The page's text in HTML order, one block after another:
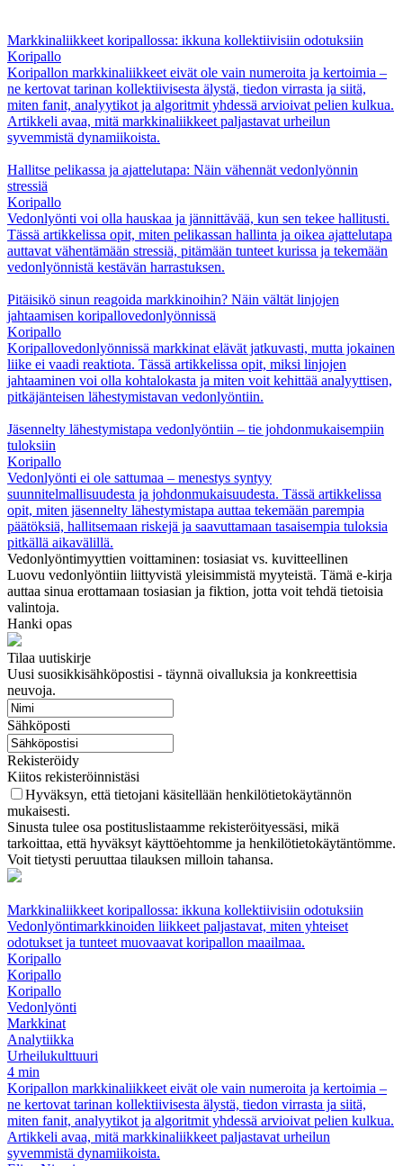
Markkinaliikkeet koripallossa: ikkuna kollektiivisiin odotuksiin
Koripallo
Koripallon markkinaliikkeet eivät ole vain numeroita ja kertoimia –
ne kertovat tarinan kollektiivisesta älystä, tiedon virrasta ja siitä,
miten fanit, analyytikot ja algoritmit yhdessä arvioivat pelien kulkua.
Artikkeli avaa, mitä markkinaliikkeet paljastavat urheilun
syvemmistä dynamiikoista.
Hallitse pelikassa ja ajattelutapa: Näin vähennät vedonlyönnin
stressiä
Koripallo
Vedonlyönti voi olla hauskaa ja jännittävää, kun sen tekee hallitusti.
Tässä artikkelissa opit, miten pelikassan hallinta ja oikea ajattelutapa
auttavat vähentämään stressiä, pitämään tunteet kurissa ja tekemään
vedonlyönnistä kestävän harrastuksen.
Pitäisikö sinun reagoida markkinoihin? Näin vältät linjojen
jahtaamisen koripallovedonlyönnissä
Koripallo
Koripallovedonlyönnissä markkinat elävät jatkuvasti, mutta jokainen
liike ei vaadi reaktiota. Tässä artikkelissa opit, miksi linjojen
jahtaaminen voi olla kohtalokasta ja miten voit kehittää analyyttisen,
pitkäjänteisen lähestymistavan vedonlyöntiin.
Jäsennelty lähestymistapa vedonlyöntiin – tie johdonmukaisempiin
tuloksiin
Koripallo
Vedonlyönti ei ole sattumaa – menestys syntyy
suunnitelmallisuudesta ja johdonmukaisuudesta. Tässä artikkelissa
opit, miten jäsennelty lähestymistapa auttaa tekemään parempia
päätöksiä, hallitsemaan riskejä ja saavuttamaan tasaisempia tuloksia
pitkällä aikavälillä.
Vedonlyöntimyyttien voittaminen: tosiasiat vs. kuvitteellinen
Luovu vedonlyöntiin liittyvistä yleisimmistä myyteistä. Tämä e-kirja
auttaa sinua erottamaan tosiasian ja fiktion, jotta voit tehdä tietoisia
valintoja.
Hanki opas
Tilaa uutiskirje
Uusi suosikkisähköpostisi - täynnä oivalluksia ja konkreettisia
neuvoja.
Sähköposti
Rekisteröidy
Kiitos rekisteröinnistäsi
Hyväksyn, että tietojani käsitellään henkilötietokäytännön
mukaisesti.
Sinusta tulee osa postituslistaamme rekisteröityessäsi, mikä
tarkoittaa, että hyväksyt käyttöehtomme ja henkilötietokäytäntömme.
Voit tietysti peruuttaa tilauksen milloin tahansa.
Markkinaliikkeet koripallossa: ikkuna kollektiivisiin odotuksiin
Vedonlyöntimarkkinoiden liikkeet paljastavat, miten yhteiset
odotukset ja tunteet muovaavat koripallon maailmaa.
Koripallo
Koripallo
Koripallo
Vedonlyönti
Markkinat
Analytiikka
Urheilukulttuuri
4 min
Koripallon markkinaliikkeet eivät ole vain numeroita ja kertoimia –
ne kertovat tarinan kollektiivisesta älystä, tiedon virrasta ja siitä,
miten fanit, analyytikot ja algoritmit yhdessä arvioivat pelien kulkua.
Artikkeli avaa, mitä markkinaliikkeet paljastavat urheilun
syvemmistä dynamiikoista.